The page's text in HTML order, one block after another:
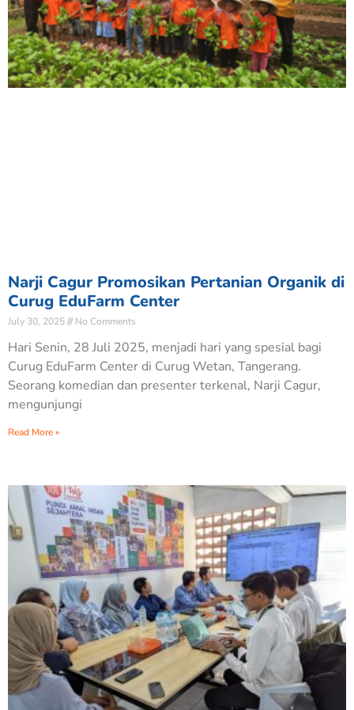
Narji Cagur Promosikan Pertanian Organik di
Curug EduFarm Center
July 30, 2025 No Comments
Hari Senin, 28 Juli 2025, menjadi hari yang spesial bagi
Curug EduFarm Center di Curug Wetan, Tangerang.
Seorang komedian dan presenter terkenal, Narji Cagur,
mengunjungi
Read More »